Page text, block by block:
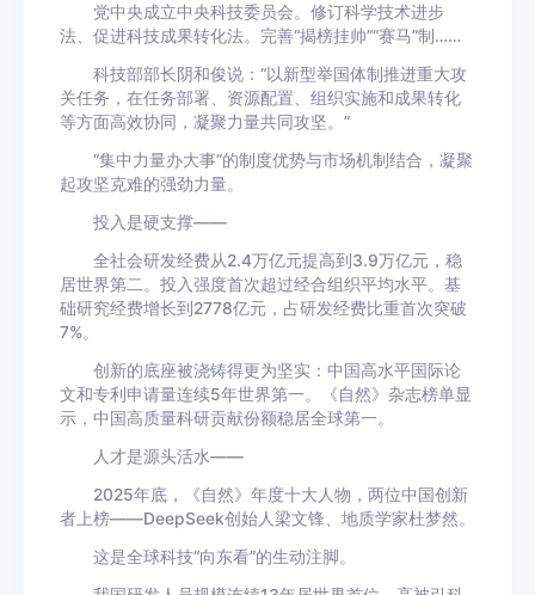
党中央成立中央科技委员会。修订科学技术进步
法、促进科技成果转化法。完善“揭榜挂帅”“赛马”制……
科技部部长阴和俊说：“以新型举国体制推进重大攻
关任务，在任务部署、资源配置、组织实施和成果转化
等方面高效协同，凝聚力量共同攻坚。”
“集中力量办大事”的制度优势与市场机制结合，凝聚
起攻坚克难的强劲力量。
投入是硬支撑——
全社会研发经费从2.4万亿元提高到3.9万亿元，稳
居世界第二。投入强度首次超过经合组织平均水平。基
础研究经费增长到2778亿元，占研发经费比重首次突破
7%。
创新的底座被浇铸得更为坚实：中国高水平国际论
文和专利申请量连续5年世界第一。《自然》杂志榜单显
示，中国高质量科研贡献份额稳居全球第一。
人才是源头活水——
2025年底，《自然》年度十大人物，两位中国创新
者上榜——DeepSeek创始人梁文锋、地质学家杜梦然。
这是全球科技“向东看”的生动注脚。